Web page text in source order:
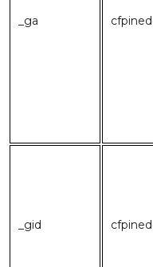
_ga
_gid